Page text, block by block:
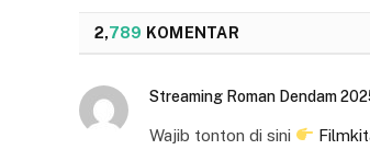
2,789 KOMENTAR
Streaming Roman Dendam
Wajib tonton di sini